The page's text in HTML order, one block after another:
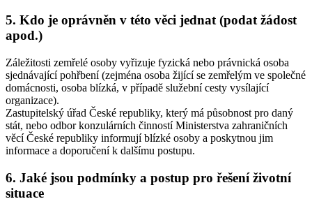
5. Kdo je oprávněn v této věci jednat (podat žádost
apod.)
Záležitosti zemřelé osoby vyřizuje fyzická nebo právnická osoba
sjednávající pohřbení (zejména osoba žijící se zemřelým ve společné
domácnosti, osoba blízká, v případě služební cesty vysílající
organizace).
Zastupitelský úřad České republiky, který má působnost pro daný
stát, nebo odbor konzulárních činností Ministerstva zahraničních
věcí České republiky informují blízké osoby a poskytnou jim
informace a doporučení k dalšímu postupu.
6. Jaké jsou podmínky a postup pro řešení životní
situace